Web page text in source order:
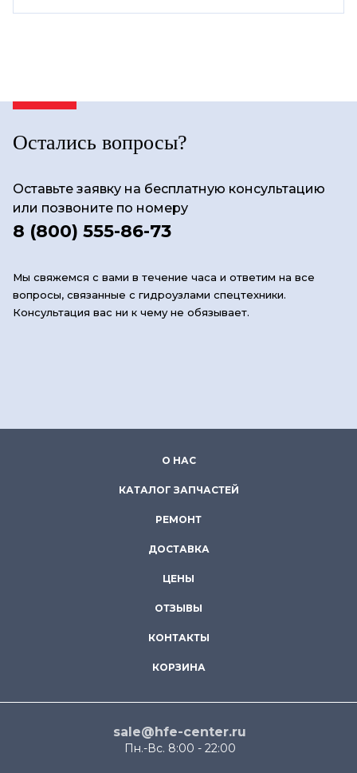
Остались вопросы?
Оставьте заявку на бесплатную консультацию
или позвоните по номеру
8 (800) 555-86-73
Мы свяжемся с вами в течение часа и ответим на все
вопросы, связанные с гидроузлами спецтехники.
Консультация вас ни к чему не обязывает.
О НАС
КАТАЛОГ ЗАПЧАСТЕЙ
РЕМОНТ
ДОСТАВКА
ЦЕНЫ
ОТЗЫВЫ
КОНТАКТЫ
КОРЗИНА
sale@hfe-center.ru
Пн.-Вс. 8:00 - 22:00